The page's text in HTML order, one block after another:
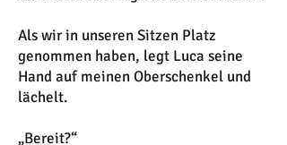
Als wir in unseren Sitzen Platz
genommen haben, legt Luca seine
Hand auf meinen Oberschenkel und
lächelt.
„Bereit?“